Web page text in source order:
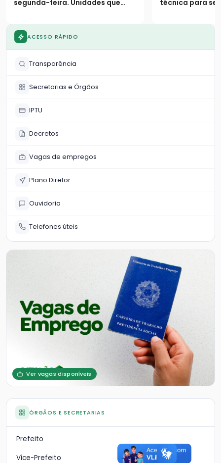
segunda-feira. Unidades que
voltam ao atendimento regular,
enquanto a rede municipal
reforça o suporte em tempo
diárias
técnica para
contratados;
ACESSO RÁPIDO
Transparência
Secretarias e Órgãos
IPTU
Decretos
Vagas de empregos
Plano Diretor
Ouvidoria
Telefones úteis
Ver vagas disponíveis
ÓRGÃOS E SECRETARIAS
Prefeito
Vice-Prefeito